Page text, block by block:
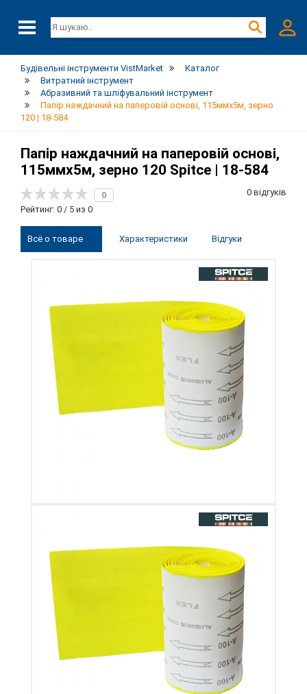
Будівельні інструменти VistMarket
Каталог
Витратний інструмент
Абразивний та шліфувальний інструмент
Папір наждачний на паперовій основі, 115ммх5м, зерно
120 | 18-584
Папір наждачний на паперовій основі,
115ммх5м, зерно 120 Spitce | 18-584
0
Рейтинг: 0 / 5 из 0
0 відгуків
Всё о товаре Характеристики Відгуки